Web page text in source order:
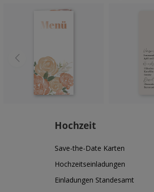
Hochzeit
Save-the-Date Karten
Hochzeitseinladungen
Einladungen Standesamt